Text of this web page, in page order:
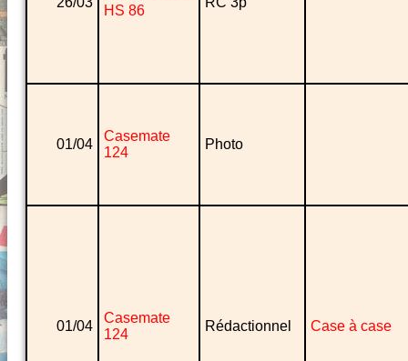
HS 86
01/04
Casemate
124
Photo
01/04
Casemate
124
Rédactionnel Case à case